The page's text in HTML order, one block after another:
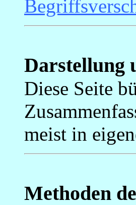
Darstellung
Diese Seite
meist in
Methoden